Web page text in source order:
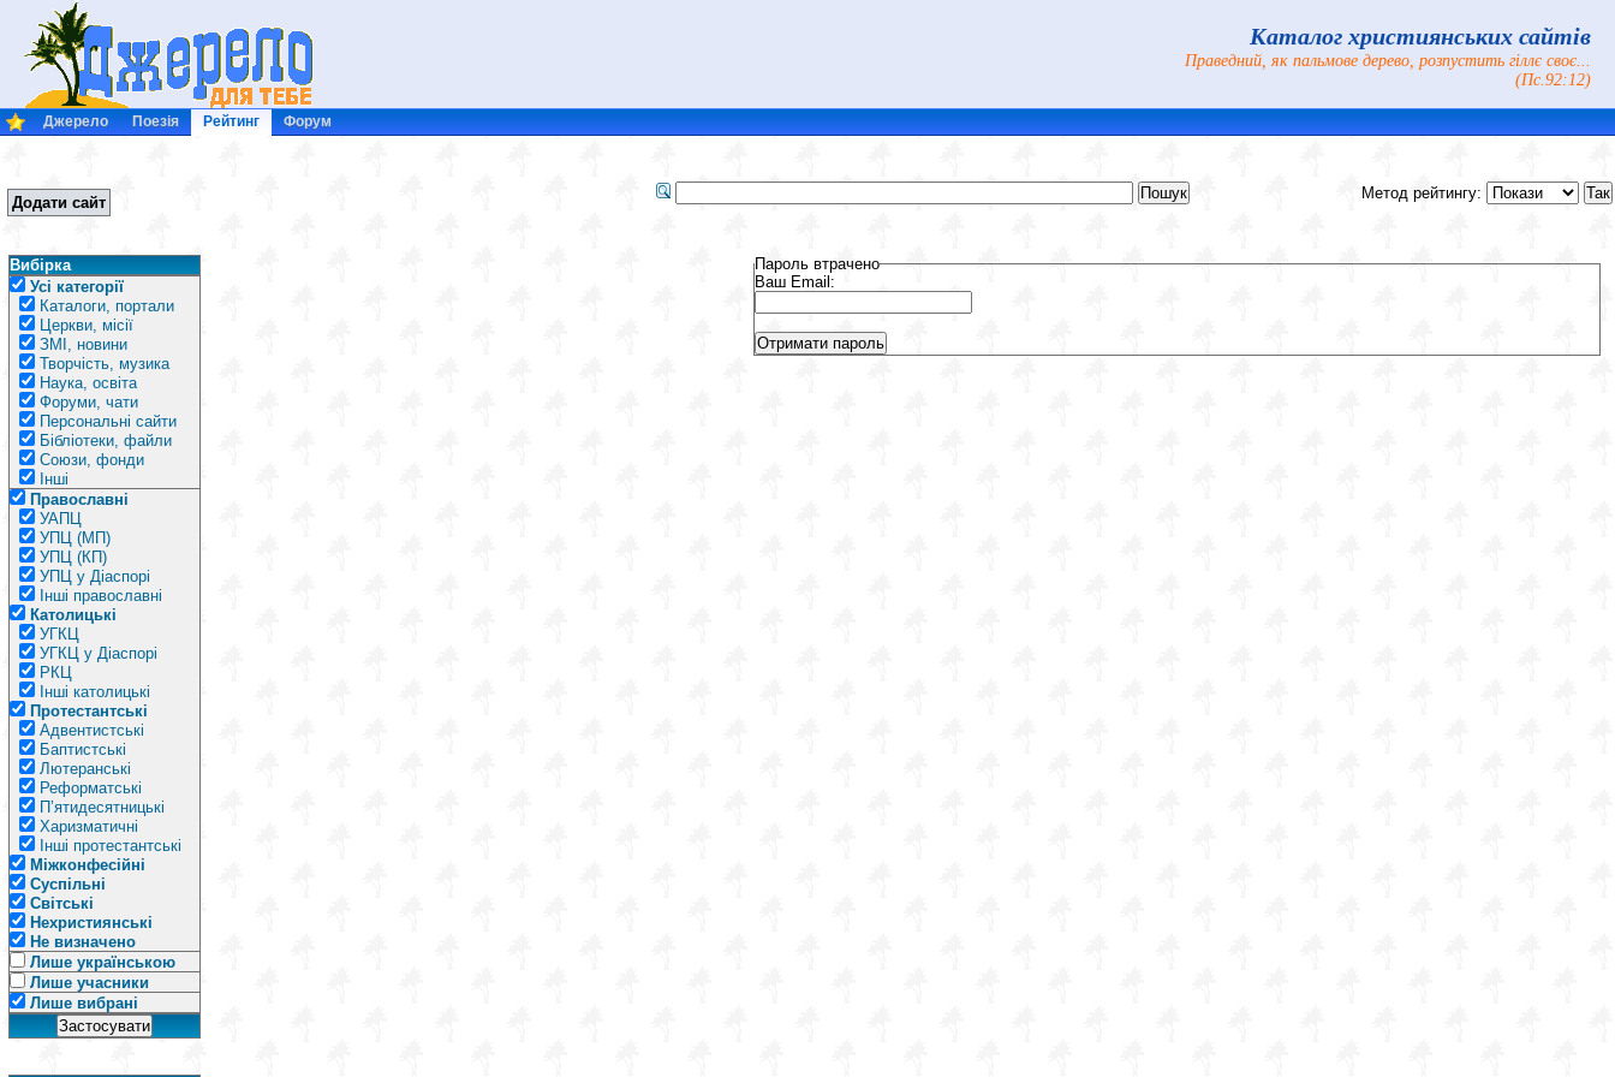
Каталог християнських сайтів
Праведний, як пальмове дерево, розпустить гіллє своє...
(Пс.92:12)
Джерело Поезія Рейтинг Форум
Додати сайт
Метод рейтингу:
Вибірка
Усі категорії
Каталоги, портали
Церкви, місії
ЗМІ, новини
Творчість, музика
Наука, освіта
Форуми, чати
Персональні сайти
Бібліотеки, файли
Союзи, фонди
Інші
Православні
УАПЦ
УПЦ (МП)
УПЦ (КП)
УПЦ у Діаспорі
Інші православні
Католицькі
УГКЦ
УГКЦ у Діаспорі
РКЦ
Інші католицькі
Протестантські
Адвентистські
Баптистські
Лютеранські
Реформатські
П’ятидесятницькі
Харизматичні
Інші протестантські
Міжконфесійні
Суспільні
Світські
Нехристиянські
Не визначено
Лише українською
Лише учасники
Лише вибрані
Пароль втрачено
Ваш Email: